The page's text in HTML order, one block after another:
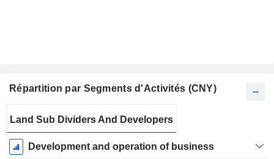
Répartition par Segments d'Activités (CNY)
Fiscale:
Décembre
Land Sub Dividers And Developers
Development and operation of business